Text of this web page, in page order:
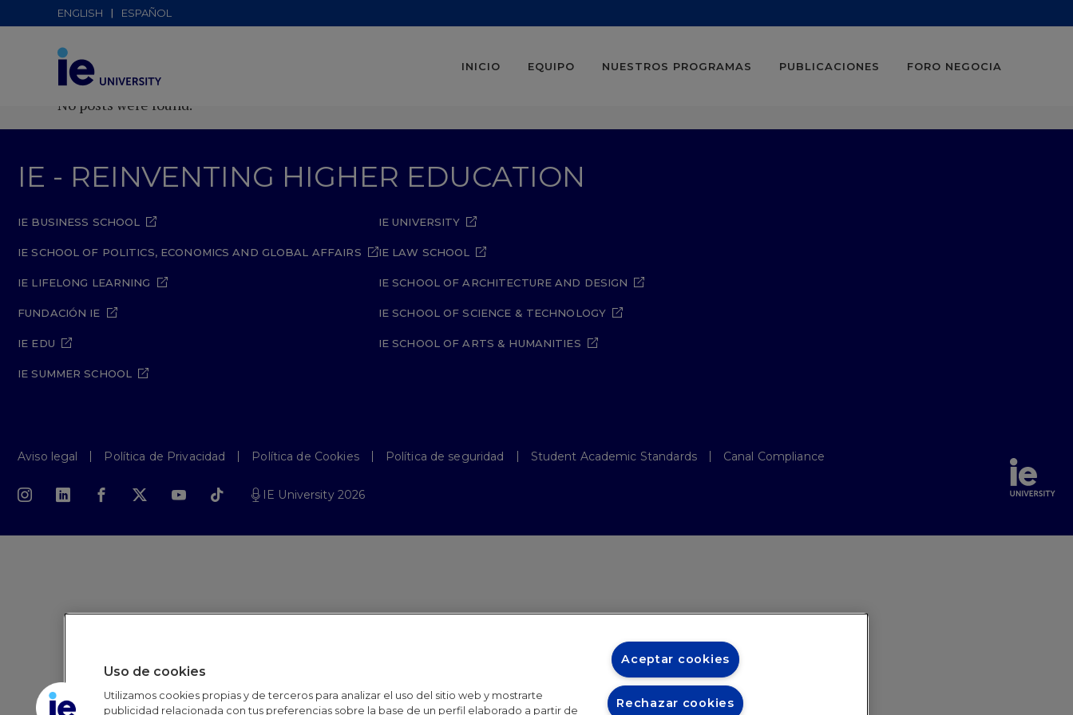
ENGLISH ESPAÑOL
INICIO EQUIPO NUESTROS PROGRAMAS PUBLICACIONES FORO NEGOCIA
No posts were found.
IE - REINVENTING HIGHER EDUCATION
IE BUSINESS SCHOOL
IE SCHOOL OF POLITICS, ECONOMICS AND GLOBAL AFFAIRS
IE LIFELONG LEARNING
FUNDACIÓN IE
IE EDU
IE SUMMER SCHOOL
IE UNIVERSITY
IE LAW SCHOOL
IE SCHOOL OF ARCHITECTURE AND DESIGN
IE SCHOOL OF SCIENCE & TECHNOLOGY
IE SCHOOL OF ARTS & HUMANITIES
Aviso legal Política de Privacidad Política de Cookies Política de seguridad Student Academic Standards Canal Compliance
IE University 2026
Uso de cookies
Utilizamos cookies propias y de terceros para analizar el uso del sitio web y mostrarte
publicidad relacionada con tus preferencias sobre la base de un perfil elaborado a partir de
Aceptar cookies
Rechazar cookies